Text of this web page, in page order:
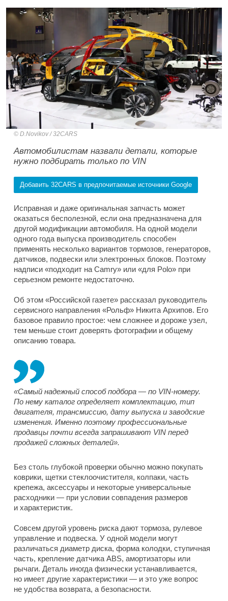
D.Novikov / 32CARS
Автомобилистам назвали детали, которые
нужно подбирать только по VIN
Добавить 32CARS в предпочитаемые источники Google
Исправная и даже оригинальная запчасть может
оказаться бесполезной, если она предназначена для
другой модификации автомобиля. На одной модели
одного года выпуска производитель способен
применять несколько вариантов тормозов, генераторов,
датчиков, подвески или электронных блоков. Поэтому
надписи «подходит на Camry» или «для Polo» при
серьезном ремонте недостаточно.
Об этом «Российской газете» рассказал руководитель
сервисного направления «Рольф» Никита Архипов. Его
базовое правило простое: чем сложнее и дороже узел,
тем меньше стоит доверять фотографии и общему
описанию товара.
«Самый надежный способ подбора — по VIN-номеру.
По нему каталог определяет комплектацию, тип
двигателя, трансмиссию, дату выпуска и заводские
изменения. Именно поэтому профессиональные
продавцы почти всегда запрашивают VIN перед
продажей сложных деталей».
Без столь глубокой проверки обычно можно покупать
коврики, щетки стеклоочистителя, колпаки, часть
крепежа, аксессуары и некоторые универсальные
расходники — при условии совпадения размеров
и характеристик.
Совсем другой уровень риска дают тормоза, рулевое
управление и подвеска. У одной модели могут
различаться диаметр диска, форма колодки, ступичная
часть, крепление датчика ABS, амортизаторы или
рычаги. Деталь иногда физически устанавливается,
но имеет другие характеристики — и это уже вопрос
не удобства возврата, а безопасности.